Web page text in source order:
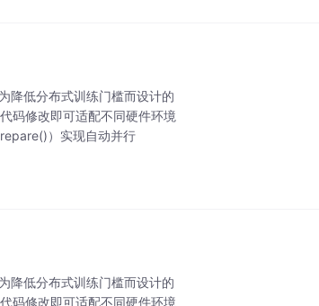
降低分布式训练门槛而设计的
码修改即可适配不同硬件环境
）实现自动并行
降低分布式训练门槛而设计的
码修改即可适配不同硬件环境